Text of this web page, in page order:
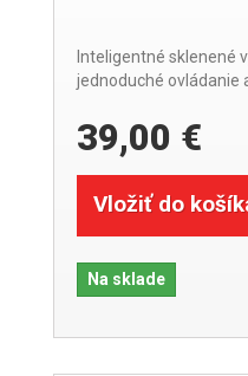
Inteligentné sklenené
jednoduché ovládanie
39,00 €
Vložiť do
Na sklade